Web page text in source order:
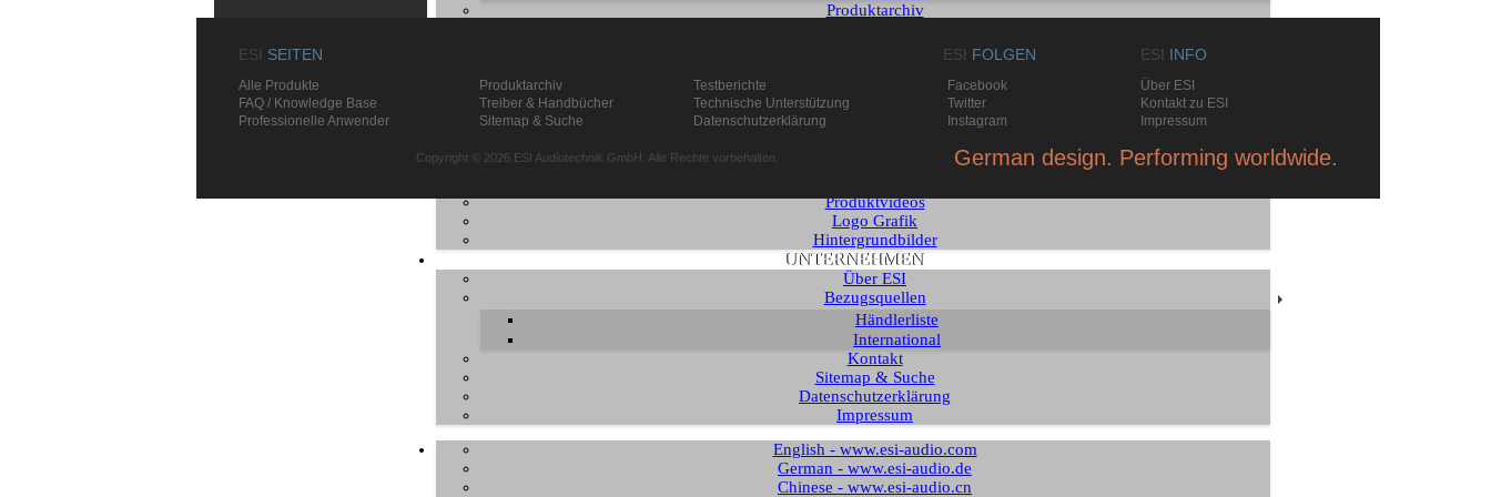
Produktarchiv
Knowledge Base / FAQ
Supportformular
MEDIEN
Produktvideos
Logo Grafik
Hintergrundbilder
UNTERNEHMEN
Über ESI
Bezugsquellen
Händlerliste
International
Kontakt
Sitemap & Suche
Datenschutzerklärung
Impressum
English - www.esi-audio.com
German - www.esi-audio.de
Chinese - www.esi-audio.cn
ESI SEITEN ESI FOLGEN ESI INFO
Alle Produkte Produktarchiv Testberichte Facebook
Über ESI
FAQ / Knowledge Base
Treiber & Handbücher Technische Unterstützung Twitter
Kontakt zu ESI
Professionelle Anwender
Sitemap & Suche Datenschutzerklärung Instagram Impressum
Copyright © 2026 ESI Audiotechnik GmbH. Alle Rechte vorbehalten. German design. Performing worldwide.